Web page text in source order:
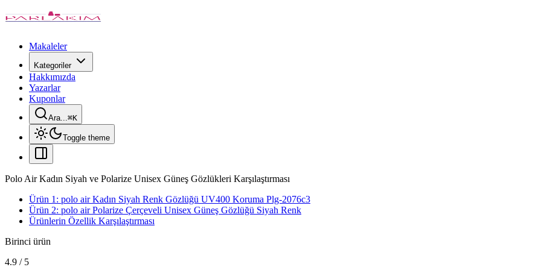
Makaleler
Kategoriler
Hakkımızda
Yazarlar
Kuponlar
Ara...⌘K
Toggle theme
Polo Air Kadın Siyah ve Polarize Unisex Güneş Gözlükleri Karşılaştırması
Ürün 1: polo air Kadın Siyah Renk Gözlüğü UV400 Koruma Plg-2076c3
Ürün 2: polo air Polarize Çerçeveli Unisex Güneş Gözlüğü Siyah Renk
Ürünlerin Özellik Karşılaştırması
Birinci ürün
4.9 / 5